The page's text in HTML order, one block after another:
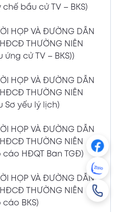
CÔNG TY TNHH ĐẦU
KÝ HOẠT ĐỘNG CHI
002
Xem PDF
MIỄN NHIỆM PTGĐ
BỔ NHIỆM PTGĐ KHỐI
Xem PDF
chế bầu cử TV – BKS)
HỌP VÀ ĐƯỜNG DẪN
THƯỜNG NIÊN
ứng cử TV – BKS))
HỌP VÀ ĐƯỜNG DẪN
THƯỜNG NIÊN
Sơ yếu lý lịch)
HỌP VÀ ĐƯỜNG DẪN
THƯỜNG NIÊN
cáo HĐQT Ban TGĐ)
HỌP VÀ ĐƯỜNG DẪN
THƯỜNG NIÊN
cáo BKS)